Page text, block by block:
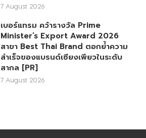
7 August 2026
เบอร์แทรม คว้ารางวัล Prime
Minister’s Export Award 2026
สาขา Best Thai Brand ตอกย้ำความ
สำเร็จของแบรนด์เซียงเพียวในระดับ
สากล [PR]
7 August 2026